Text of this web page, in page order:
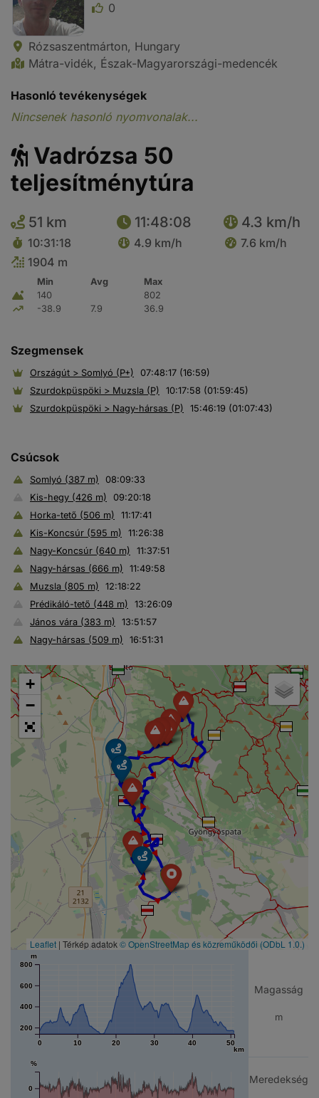
0
Rózsaszentmárton, Hungary
Mátra-vidék, Észak-Magyarországi-medencék
Hasonló tevékenységek
Nincsenek hasonló nyomvonalak...
Vadrózsa 50
teljesítménytúra
51 km 11:48:08 4.3 km/h
10:31:18 4.9 km/h
7.6 km/h
1904 m
Min Avg
Max
140
802
-38.9
7.9 36.9
Szegmensek
Országút > Somlyó (P+)
07:48:17 (16:59)
Szurdokpüspöki > Muzsla (P)
10:17:58 (01:59:45)
Szurdokpüspöki > Nagy-hársas (P)
15:46:19 (01:07:43)
Csúcsok
Somlyó (387 m)
08:09:33
Kis-hegy (426 m)
09:20:18
Horka-tető (506 m)
11:17:41
Kis-Koncsúr (595 m)
11:26:38
Nagy-Koncsúr (640 m)
11:37:51
Nagy-hársas (666 m)
11:49:58
Muzsla (805 m)
12:18:22
Prédikáló-tető (448 m)
13:26:09
János vára (383 m)
13:51:57
Nagy-hársas (509 m)
16:51:31
► ► ► ► ► ► ► ► ► ► ► ► ► ► ► ► ► ► ►
+
−
Leaflet | Térkép adatok © OpenStreetMap és közreműködői (ODbL 1.0.)
0 10 20 30 40 50
km
200
400
600
800
m
Magasság
m
0
%
Meredekség